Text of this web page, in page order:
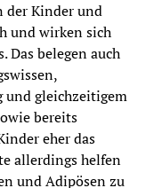
der Kinder und
und wirken sich
Das belegen auch
und gleichzeitigem
bereits
eher das
allerdings helfen
und Adipösen zu